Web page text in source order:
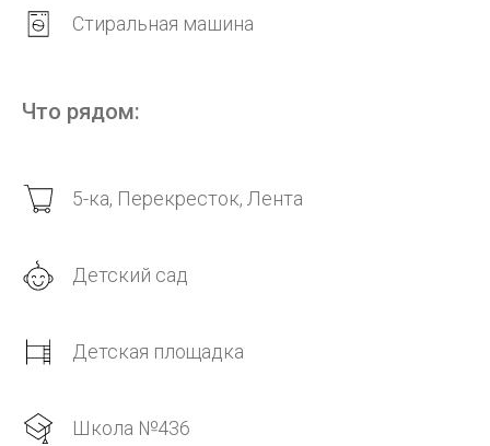
Стиральная машина
Что рядом:
5-ка, Перекресток, Лента
Детский сад
Детская площадка
Школа №436